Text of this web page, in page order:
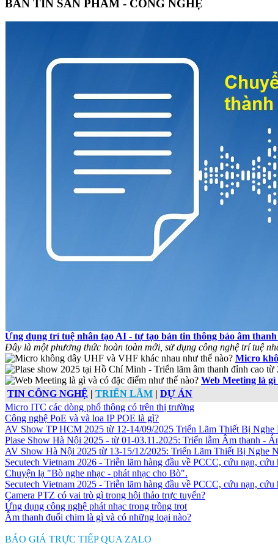
BẢN TIN SẢN PHẨM - CÔNG NGHỆ
Ứng dụng trí tuệ nhân tạo AI - tự tạo bản tin thông báo âm
Đây là một phương thức hoàn toàn mới, sử dụng công nghệ trí tuệ
Micro
Web Meeting là
TIN CÔNG NGHỆ | TRIỂN LÃM | DỰ ÁN
Micro ITC các dòng phổ thông có trên thị trường
Công nghệ PoE và và loa IP POE là gì?
AV Show TP HCM 2025 từ 12-14/09/2025 Triển Lãm Thiết Bị Nghe
Plase Show Hà Nội 2025 - từ 01-03.11.2025: Triển lẫm Âm thanh -
AV Show Hà Nội 2025 từ 13-15/12/2025: Triển Lãm Thiết Bị Nghe
Secutech Vietnam 2026 - Triễn lãm hàng đầu về PCCC, cứu nạn, cứu
Chuyện lạ "Bò nghe nhạc - phát nhạc cho Bò".
Secutech Vietnam 2025 - Triễn lãm hàng đầu về PCCC, cứu nạn, cứu
Camera PTZ có vai trò gì trong hội thảo trực tuyến?
Ứng dụng công nghệ phát nhạc trong trồng trọt
Âm thanh đuổi chim là gì và có những loại nào?
BÁO GIÁ TRỰC TIẾP QUA ZALO